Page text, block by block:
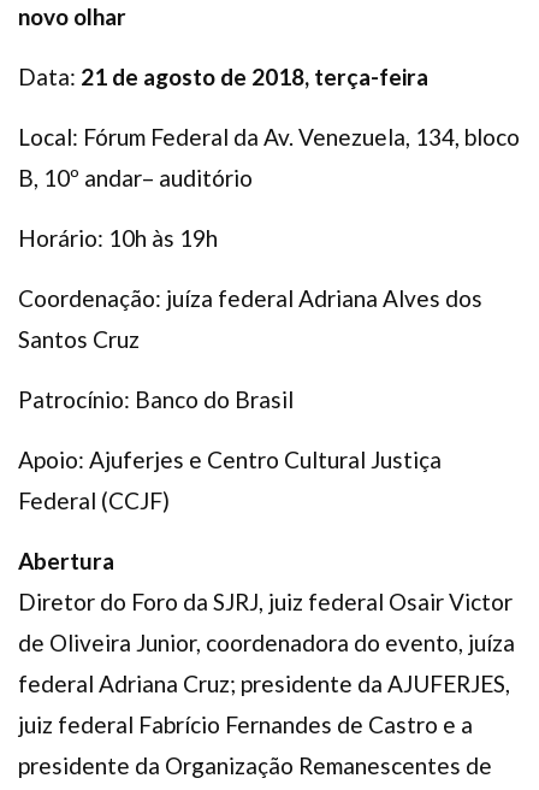
novo olhar
Data: 21 de agosto de 2018, terça-feira
Local: Fórum Federal da Av. Venezuela, 134, bloco
B, 10º andar– auditório
Horário: 10h às 19h
Coordenação: juíza federal Adriana Alves dos
Santos Cruz
Patrocínio: Banco do Brasil
Apoio: Ajuferjes e Centro Cultural Justiça
Federal (CCJF)
Abertura
Diretor do Foro da SJRJ, juiz federal Osair Victor
de Oliveira Junior, coordenadora do evento, juíza
federal Adriana Cruz; presidente da AJUFERJES,
juiz federal Fabrício Fernandes de Castro e a
presidente da Organização Remanescentes de